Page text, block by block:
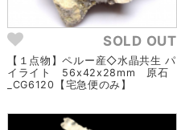
SOLD OUT
【１点物】ペルー産◇水晶共生 パ
イライト 56x42x28mm 原石
_CG6120【宅急便のみ】